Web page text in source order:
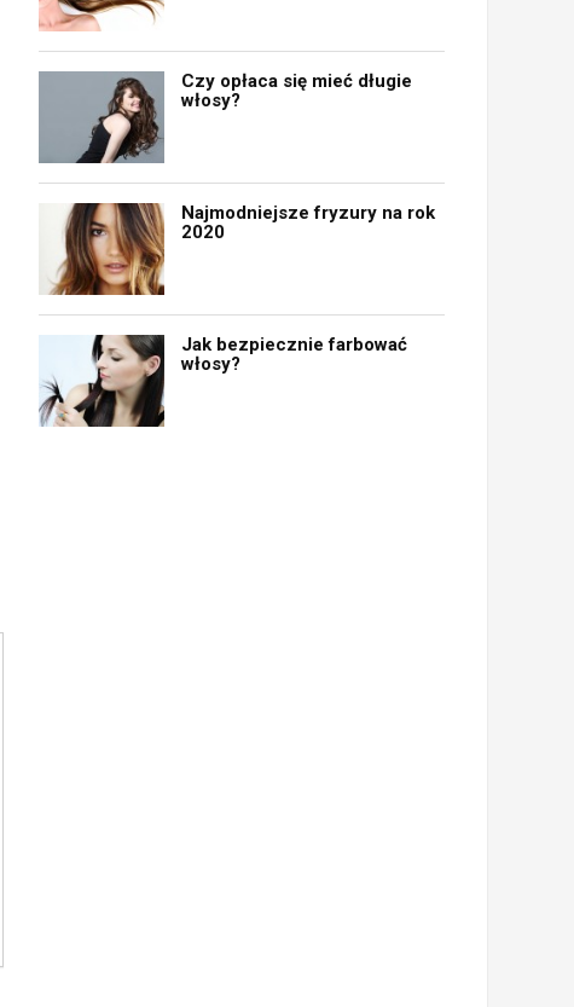
Czy opłaca się mieć długie
włosy?
Najmodniejsze fryzury na rok
2020
Jak bezpiecznie farbować
włosy?